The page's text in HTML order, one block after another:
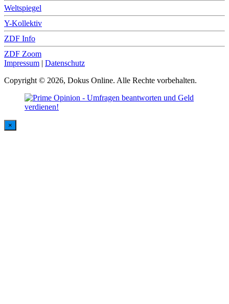
Weltspiegel
Y-Kollektiv
ZDF Info
ZDF Zoom
Impressum | Datenschutz
Copyright © 2026, Dokus Online. Alle Rechte vorbehalten.
×